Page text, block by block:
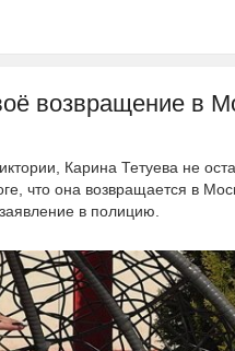
возвращение в
Карина Тетуева не
что она возвращается в
в полицию.